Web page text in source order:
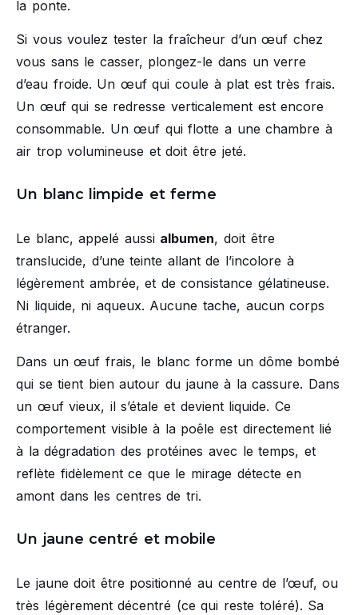
la ponte.
Si vous voulez tester la fraîcheur d’un œuf chez
vous sans le casser, plongez-le dans un verre
d’eau froide. Un œuf qui coule à plat est très frais.
Un œuf qui se redresse verticalement est encore
consommable. Un œuf qui flotte a une chambre à
air trop volumineuse et doit être jeté.
Un blanc limpide et ferme
Le blanc, appelé aussi albumen, doit être
translucide, d’une teinte allant de l’incolore à
légèrement ambrée, et de consistance gélatineuse.
Ni liquide, ni aqueux. Aucune tache, aucun corps
étranger.
Dans un œuf frais, le blanc forme un dôme bombé
qui se tient bien autour du jaune à la cassure. Dans
un œuf vieux, il s’étale et devient liquide. Ce
comportement visible à la poêle est directement lié
à la dégradation des protéines avec le temps, et
reflète fidèlement ce que le mirage détecte en
amont dans les centres de tri.
Un jaune centré et mobile
Le jaune doit être positionné au centre de l’œuf, ou
très légèrement décentré (ce qui reste toléré). Sa